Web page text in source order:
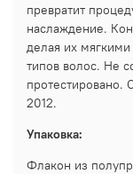
превратит
наслаждение.
делая их
типов волос. Не
протестировано.
2012.
Упаковка:
Флакон из